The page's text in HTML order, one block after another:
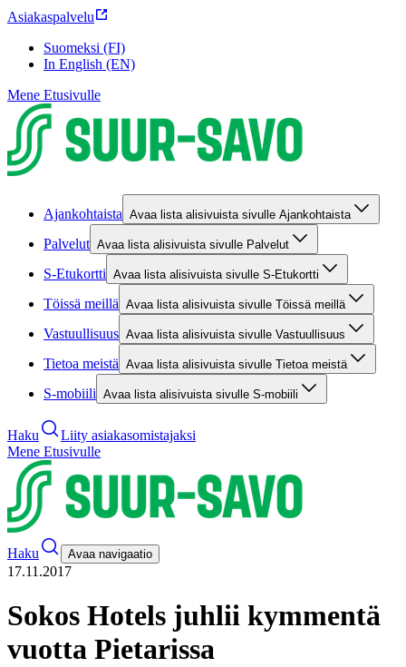
Asiakaspalvelu
Suomeksi (FI)
In English (EN)
Mene Etusivulle
Ajankohtaista Avaa lista alisivuista sivulle Ajankohtaista
Palvelut Avaa lista alisivuista sivulle Palvelut
S-Etukortti Avaa lista alisivuista sivulle S-Etukortti
Töissä meillä Avaa lista alisivuista sivulle Töissä meillä
Vastuullisuus Avaa lista alisivuista sivulle Vastuullisuus
Tietoa meistä Avaa lista alisivuista sivulle Tietoa meistä
S-mobiili Avaa lista alisivuista sivulle S-mobiili
Haku
Liity asiakasomistajaksi
Mene Etusivulle
Haku Avaa navigaatio
17.11.2017
Sokos Hotels juhlii kymmentä
vuotta Pietarissa